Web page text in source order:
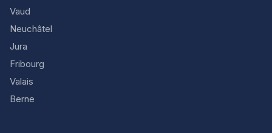
Vaud
Neuchâtel
Jura
Fribourg
Valais
Berne